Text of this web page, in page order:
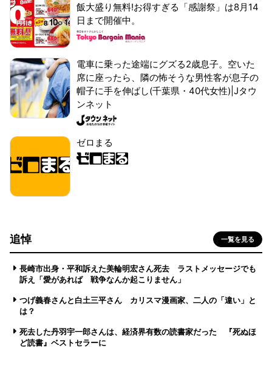
飯大盛り無料!お得すぎる「感謝祭」は8月14
日まで開催中。
電車に乗った途端にグズる2歳息子。空いた
席に座ったら、隣の怖そうな男性客が息子の
帽子に手を伸ばし(千葉県・40代女性)|Jタウ
ンネット
ゼロまる
追悼 一覧を見る
長崎市出身・平和訴えた美輪明宏さん死去 ラストメッセージでも
訴え「愛があれば 戦争なんか起こりません」
つげ義春さんと白土三平さん カリスマ漫画家、二人の「違い」と
は？
死去した丹羽宇一郎さんは、経済界有数の読書家だった 『死ぬほ
ど読書』ベストセラーに